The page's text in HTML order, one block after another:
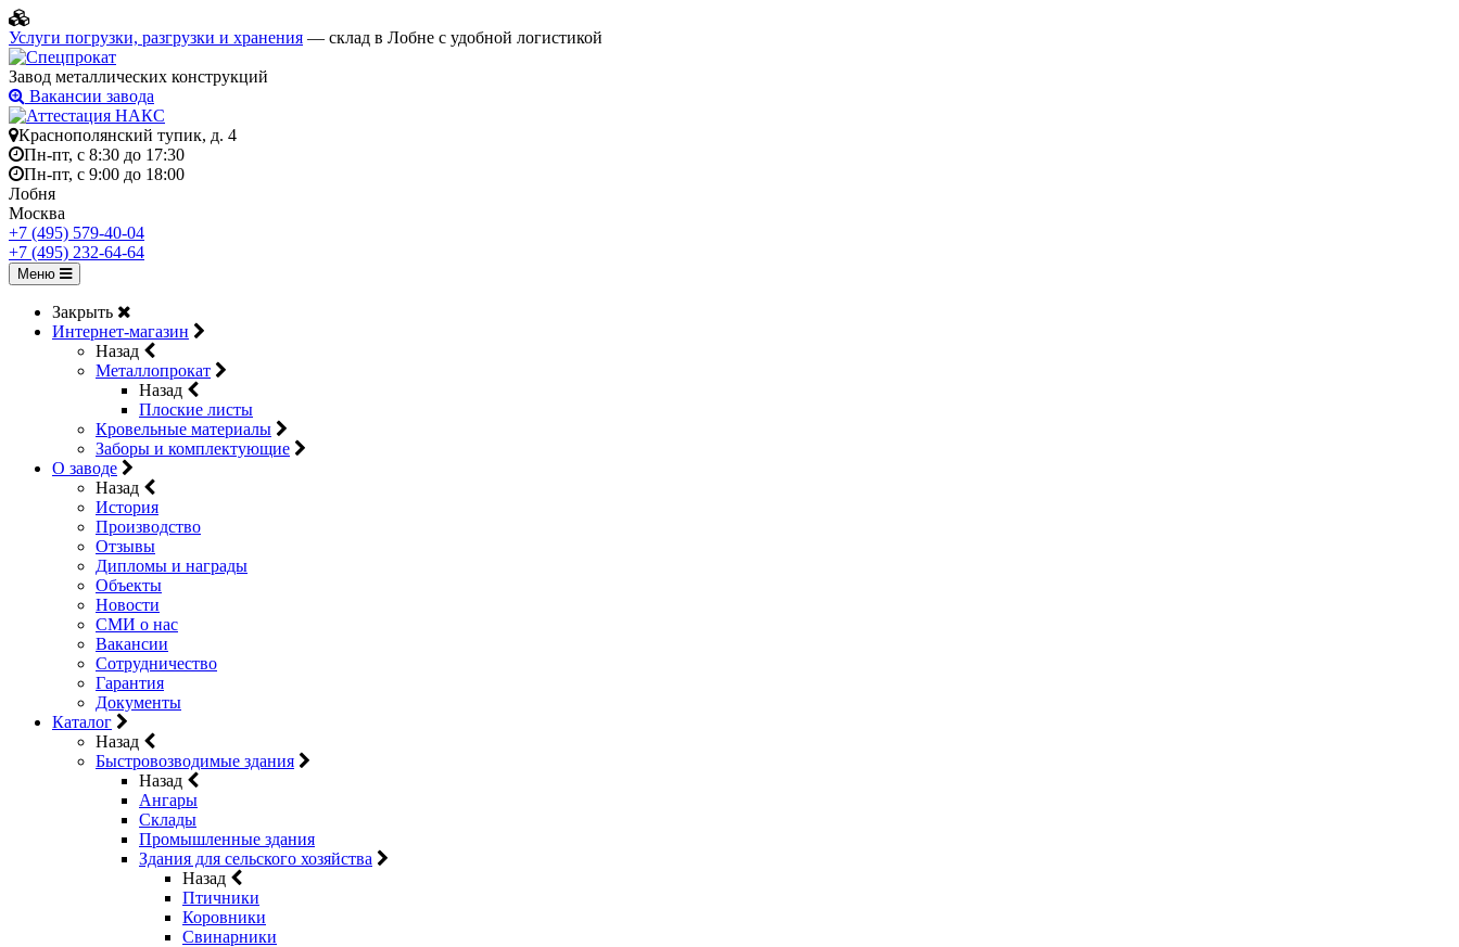
Услуги погрузки, разгрузки и хранения — склад в Лобне с удобной логистикой
Завод металлических конструкций
Вакансии завода
Краснополянский тупик, д. 4
Пн-пт, с 8:30 до 17:30
Пн-пт, с 9:00 до 18:00
Лобня
Москва
+7 (495) 579-40-04
+7 (495) 232-64-64
Меню
Закрыть
Интернет-магазин
Назад
Металлопрокат
Назад
Плоские листы
Кровельные материалы
Заборы и комплектующие
О заводе
Назад
История
Производство
Отзывы
Дипломы и награды
Объекты
Новости
СМИ о нас
Вакансии
Сотрудничество
Гарантия
Документы
Каталог
Назад
Быстровозводимые здания
Назад
Ангары
Склады
Промышленные здания
Здания для сельского хозяйства
Назад
Птичники
Коровники
Свинарники